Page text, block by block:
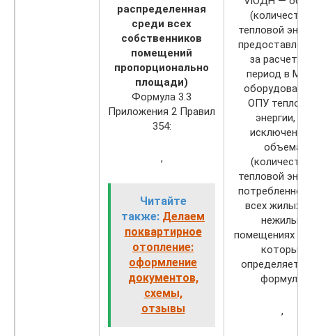
распределенная
среди всех
собственников
помещений
пропорционально
площади)
Формула 3.3
Приложения 2 Правил
354:
,
Читайте
также: Делаем
поквартирное
отопление:
оформление
документов,
схемы,
отзывы
тепловой
за
период в
ОПУ
энергии, за
объема
тепловой
всех жилых
нежилых
помещениях в
который
формуле:
,